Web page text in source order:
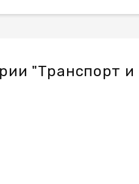
"Транспорт и